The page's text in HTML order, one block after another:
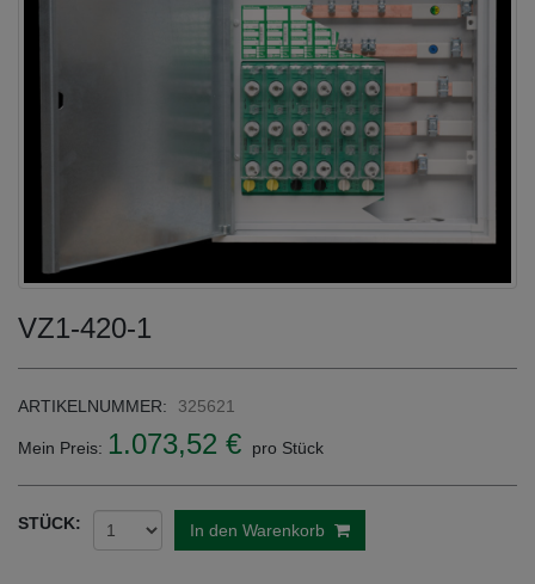
VZ1-420-1
ARTIKELNUMMER: 325621
Mein Preis: 1.073,52 € pro Stück
STÜCK: In den Warenkorb